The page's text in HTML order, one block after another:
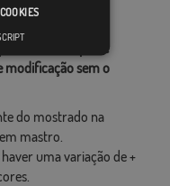
com as nossas
e é
modificação sem o
do mostrado na
mastro.
uma variação de +